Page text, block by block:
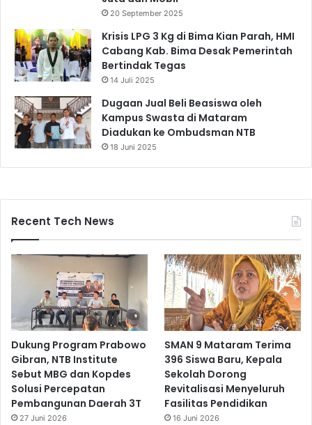
20 September 2025
Krisis LPG 3 Kg di Bima Kian Parah, HMI
Cabang Kab. Bima Desak Pemerintah
Bertindak Tegas
14 Juli 2025
Dugaan Jual Beli Beasiswa oleh
Kampus Swasta di Mataram
Diadukan ke Ombudsman NTB
18 Juni 2025
Recent Tech News
Dukung Program Prabowo
Gibran, NTB Institute
Sebut MBG dan Kopdes
Solusi Percepatan
Pembangunan Daerah 3T
27 Juni 2026
SMAN 9 Mataram Terima
396 Siswa Baru, Kepala
Sekolah Dorong
Revitalisasi Menyeluruh
Fasilitas Pendidikan
16 Juni 2026